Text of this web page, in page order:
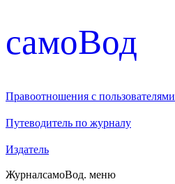
cамоВод
Правоотношения с пользователями
Путеводитель по журналу
Издатель
ЖурналсамоВод. меню